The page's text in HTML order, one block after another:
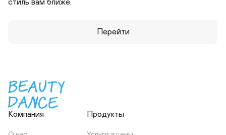
Перейти
Компания Продукты